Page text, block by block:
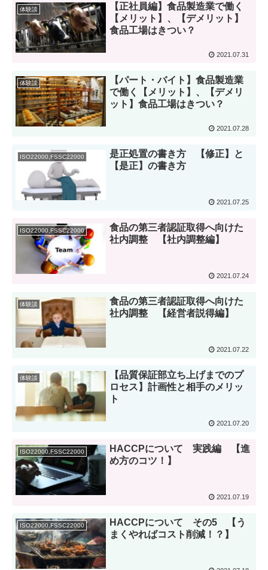
体験談
【正社員編】食品製造業で働く
【メリット】、【デメリット】
食品工場はきつい？
2021.07.31
体験談
【パート・バイト】食品製造業
で働く【メリット】、【デメリ
ット】食品工場はきつい？
2021.07.28
ISO22000,FSSC22000
是正処置の書き方 【修正】と
【是正】の書き方
2021.07.25
ISO22000,FSSC22000
食品の第三者認証取得へ向けた
社内調整 【社内調整編】
2021.07.24
体験談
食品の第三者認証取得へ向けた
社内調整 【経営者説得編】
2021.07.22
体験談
【品質保証部立ち上げまでのプ
ロセス】計画性と相手のメリッ
ト
2021.07.20
ISO22000,FSSC22000
HACCPについて 実践編 【進
め方のコツ！】
2021.07.19
ISO22000,FSSC22000
HACCPについて その5 【う
まくやればコスト削減！？】